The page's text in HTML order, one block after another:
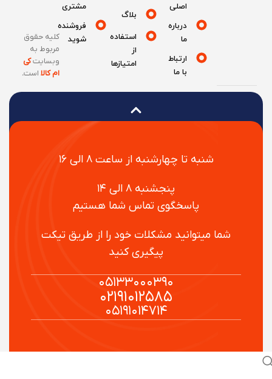
شنبه تا چهارشنبه از ساعت ۸ الی ۱۶
پنجشنبه ۸ الی ۱۴
پاسخگوی تماس شما هستیم
شما میتوانید مشکلات خود را از طریق تیکت
پیگیری کنید
۰۵۱۳۳۰۰۰۳۹۰
۰۲۱۹۱۰۱۲۵۸۵
۰۵۱۹۱۰۱۴۷۱۴
درباره
ارتباط
بلاگ
استفاده
امتیازها
مشتری
فروشنده
شوید
کلیه حقوق
مربوط به
وبسایتکی
ام کالااست.